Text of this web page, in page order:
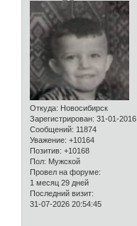
Откуда: Новосибирск
Зарегистрирован: 31-01-2016
Сообщений: 11874
Уважение: +10164
Позитив: +10168
Пол: Мужской
Провел на форуме:
1 месяц 29 дней
Последний визит:
31-07-2026 20:54:45